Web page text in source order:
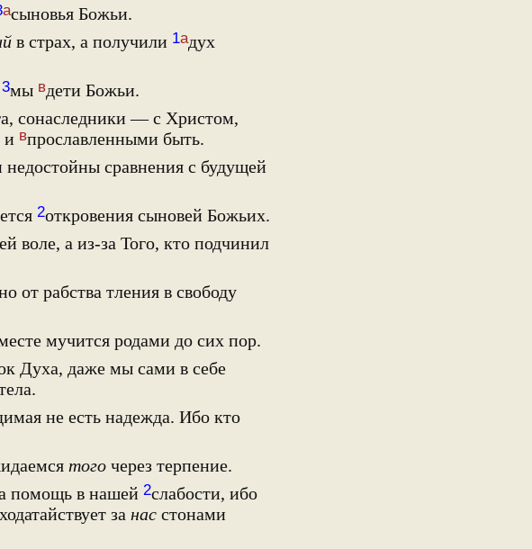
асыновья Божьи.
в страх, а получили 1адух
3мы вдети Божьи.
сонаследники — с Христом,
и впрославленными быть.
сравнения с будущей
2откровения сыновей Божьих.
воле, а из-за Того, кто подчинил
от рабства тления в свободу
мучится родами до сих пор.
Духа, даже мы сами в себе
не есть надежда. Ибо кто
того через терпение.
помощь в нашей 2слабости, ибо
ходатайствует за нас стонами